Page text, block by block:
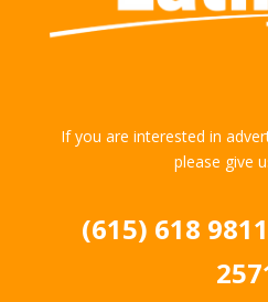
If you are interested in
please give
(615) 618